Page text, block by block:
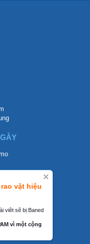
vặt hiệu
viêt sẽ bị Baned
vì một cộng